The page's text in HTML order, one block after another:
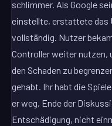
schlimmer. Als Google
einstellte, erstattete das
vollständig. Nutzer
Controller weiter nutzen,
den Schaden zu
gehabt. Ihr habt die
er weg, Ende der
Entschädigung, nicht